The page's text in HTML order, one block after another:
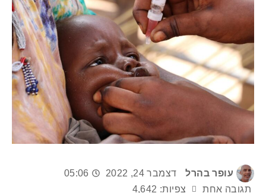
עופר בהרל דצמבר 24, 2022
05:06
תגובה אחת
צפיות: 4,642